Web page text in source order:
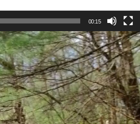
00:15